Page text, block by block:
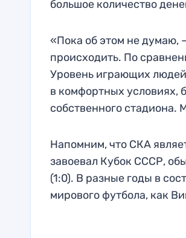
большое количество
«Пока об этом не думаю,
происходить. По
Уровень играющих
в комфортных условиях,
собственного
Напомним, что СКА
завоевал Кубок СССР,
(1:0). В разные годы в
мирового футбола, как